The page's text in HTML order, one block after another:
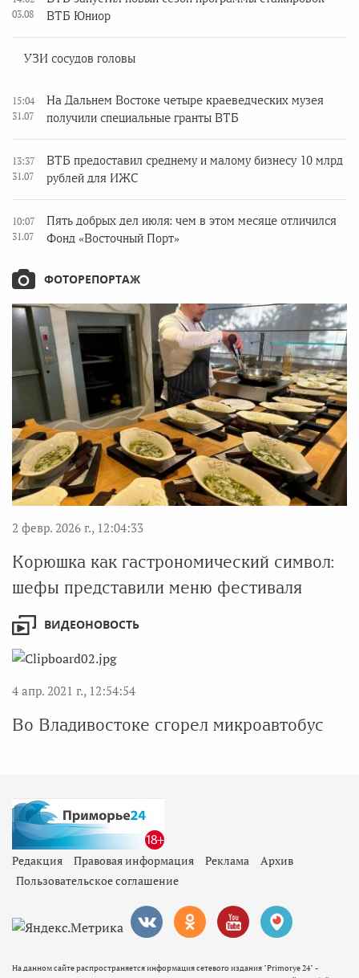
03.08
ВТБ Юниор
УЗИ сосудов головы
15:04
31.07
На Дальнем Востоке четыре краеведческих музея
получили специальные гранты ВТБ
13:37
31.07
ВТБ предоставил среднему и малому бизнесу 10 млрд
рублей для ИЖС
10:07
31.07
Пять добрых дел июля: чем в этом месяце отличился
Фонд «Восточный Порт»
ФОТОРЕПОРТАЖ
2 февр. 2026 г., 12:04:33
Корюшка как гастрономический символ:
шефы представили меню фестиваля
ВИДЕОНОВОСТЬ
4 апр. 2021 г., 12:54:54
Во Владивостоке сгорел микроавтобус
Редакция Правовая информация Реклама
Архив
Пользовательское соглашение
На данном сайте распространяется информация сетевого издания "Primorye 24" -